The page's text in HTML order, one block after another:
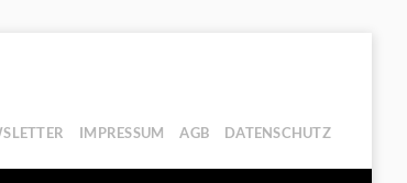
IMPRESSUM AGB DATENSCHUTZ